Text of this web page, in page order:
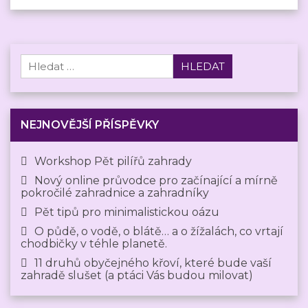
Vyhledávání
NEJNOVĚJŠÍ PŘÍSPĚVKY
Workshop Pět pilířů zahrady
Nový online průvodce pro začínající a mírně
pokročilé zahradnice a zahradníky
Pět tipů pro minimalistickou oázu
O půdě, o vodě, o blátě… a o žížalách, co vrtají
chodbičky v téhle planetě.
11 druhů obyčejného křoví, které bude vaší
zahradě slušet (a ptáci Vás budou milovat)